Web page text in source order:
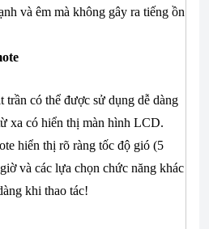
và êm mà không gây ra tiếng ồn
trần có thể được sử dụng dễ dàng
xa có hiển thị màn hình LCD.
hiển thị rõ ràng tốc độ gió (5
và các lựa chọn chức năng khác
khi thao tác!